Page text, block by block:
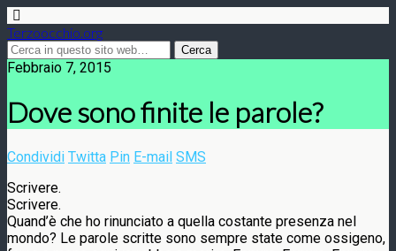
Terzoocchio.org
Febbraio 7, 2015
Dove sono finite le parole?
Condividi Twitta Pin E-mail SMS
Scrivere.
Scrivere.
Quand’è che ho rinunciato a quella costante presenza nel
mondo? Le parole scritte sono sempre state come ossigeno,